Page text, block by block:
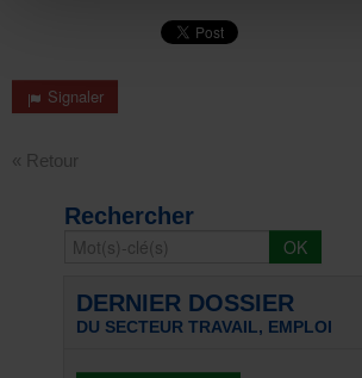
Signaler
« Retour
Rechercher
DERNIER DOSSIER
DU SECTEUR TRAVAIL, EMPLOI